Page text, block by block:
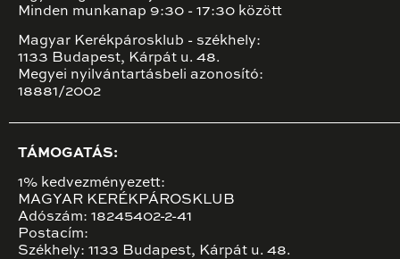
Minden munkanap 9:30 - 17:30 között
Magyar Kerékpárosklub - székhely:
1133 Budapest, Kárpát u. 48.
Megyei nyilvántartásbeli azonosító:
18881/2002
TÁMOGATÁS:
1% kedvezményezett:
MAGYAR KERÉKPÁROSKLUB
Adószám: 18245402-2-41
Postacím:
Székhely: 1133 Budapest, Kárpát u. 48.